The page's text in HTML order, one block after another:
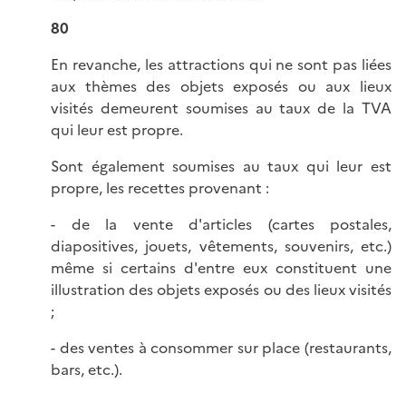
80
En revanche, les attractions qui ne sont pas liées
aux thèmes des objets exposés ou aux lieux
visités demeurent soumises au taux de la TVA
qui leur est propre.
Sont également soumises au taux qui leur est
propre, les recettes provenant :
- de la vente d'articles (cartes postales,
diapositives, jouets, vêtements, souvenirs, etc.)
même si certains d'entre eux constituent une
illustration des objets exposés ou des lieux visités
;
- des ventes à consommer sur place (restaurants,
bars, etc.).